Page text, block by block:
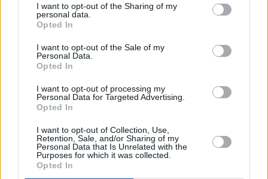
I want to opt-out of the Sharing of my
personal data.
Opted In
I want to opt-out of the Sale of my
Personal Data.
Opted In
I want to opt-out of processing my
Personal Data for Targeted Advertising.
Opted In
I want to opt-out of Collection, Use,
Retention, Sale, and/or Sharing of my
Personal Data that Is Unrelated with the
Purposes for which it was collected.
Opted In
Ετικέτες διατροφή Ψυχολογία κορονoϊός
facebook tweet